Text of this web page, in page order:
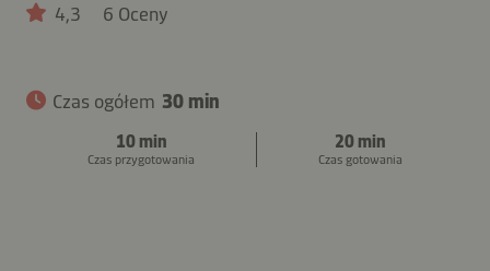
4,3 6 Oceny
Czas ogółem 30 min
10 min
Czas przygotowania
20 min
Czas gotowania